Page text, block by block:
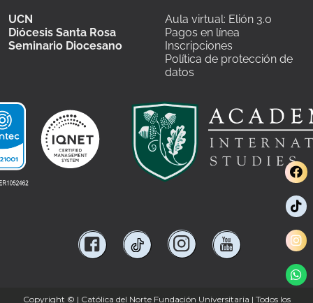
UCN
Diócesis Santa Rosa
Seminario Diocesano
Aula virtual: Elión 3.0
Pagos en línea
Inscripciones
Política de protección de
datos
Copyright © | Católica del Norte Fundación Universitaria | Todos los